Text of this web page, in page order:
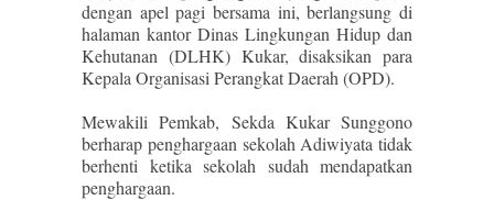
dengan apel pagi bersama ini, berlangsung di
halaman kantor Dinas Lingkungan Hidup dan
Kehutanan (DLHK) Kukar, disaksikan para
Kepala Organisasi Perangkat Daerah (OPD).
Mewakili Pemkab, Sekda Kukar Sunggono
berharap penghargaan sekolah Adiwiyata tidak
berhenti ketika sekolah sudah mendapatkan
penghargaan.